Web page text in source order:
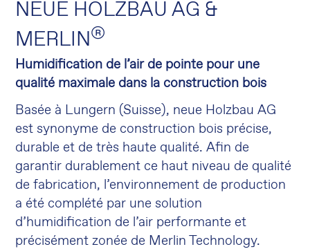
NEUE HOLZBAU AG &
MERLIN®
Humidification de l’air de pointe pour une
qualité maximale dans la construction bois
Basée à Lungern (Suisse), neue Holzbau AG
est synonyme de construction bois précise,
durable et de très haute qualité. Afin de
garantir durablement ce haut niveau de qualité
de fabrication, l’environnement de production
a été complété par une solution
d’humidification de l’air performante et
précisément zonée de Merlin Technology.